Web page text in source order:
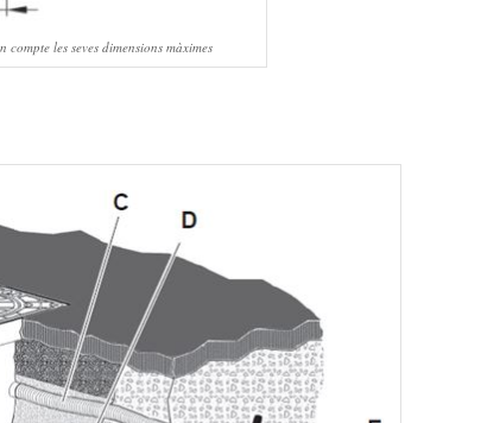
les seves dimensions màximes